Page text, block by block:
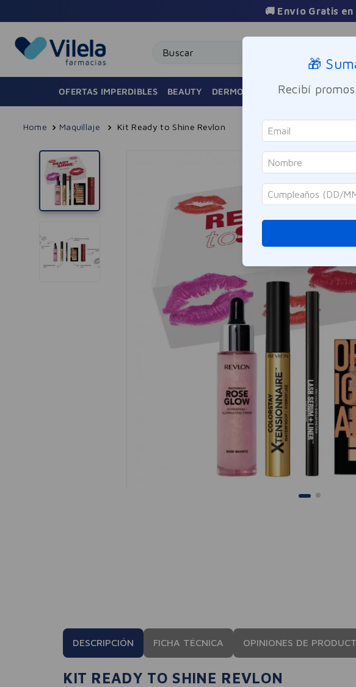
🚚 Envío Gratis
OFERTAS IMPERDIBLES BEAUTY DERMOCOSMÉTICA
Maquillaje Kit Ready to Shine Revlon
DESCRIPCIÓN FICHA TÉCNICA OPINIONES DE
KIT READY TO SHINE REVLON
🎁
Recibí